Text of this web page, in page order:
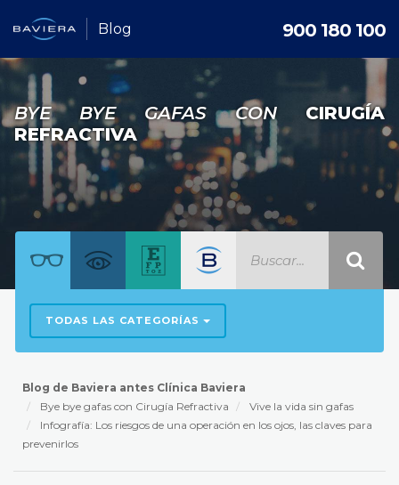
Blog 900 180 100
BYE BYE GAFAS CON CIRUGÍA
REFRACTIVA
TODAS LAS CATEGORÍAS
Blog de Baviera antes Clínica Baviera
Bye bye gafas con Cirugía Refractiva
Vive la vida sin gafas
Infografía: Los riesgos de una operación en los ojos, las claves para
prevenirlos